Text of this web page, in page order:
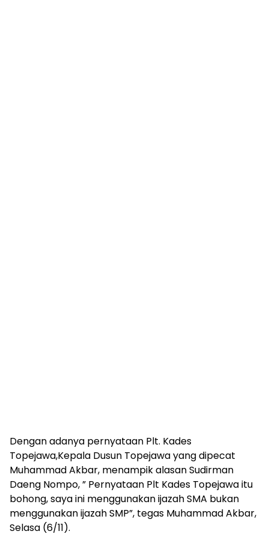
Dengan adanya pernyataan Plt. Kades
Topejawa,Kepala Dusun Topejawa yang dipecat
Muhammad Akbar, menampik alasan Sudirman
Daeng Nompo, ” Pernyataan Plt Kades Topejawa itu
bohong, saya ini menggunakan ijazah SMA bukan
menggunakan ijazah SMP”, tegas Muhammad Akbar,
Selasa (6/11).